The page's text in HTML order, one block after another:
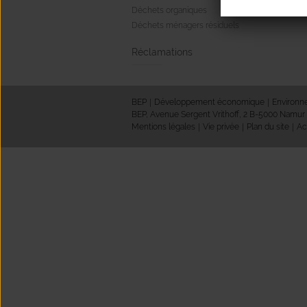
Déchets organiques
Déchets ménagers résiduels
Réclamations
BEP Développement économique
BEP, Avenue Sergent Vrithoff, 2 B-5000 Namur
Mentions légales
Vie privée Plan du site